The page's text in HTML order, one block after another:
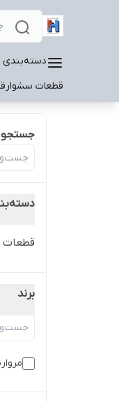
قطعات سشوار
جستجو
قطعات
برند